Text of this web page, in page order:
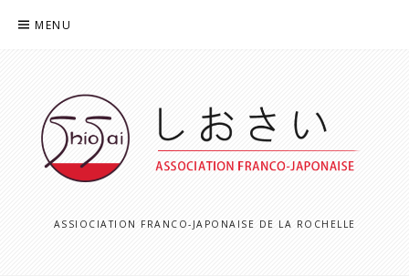
MENU
ASSIOCIATION FRANCO-JAPONAISE DE LA ROCHELLE